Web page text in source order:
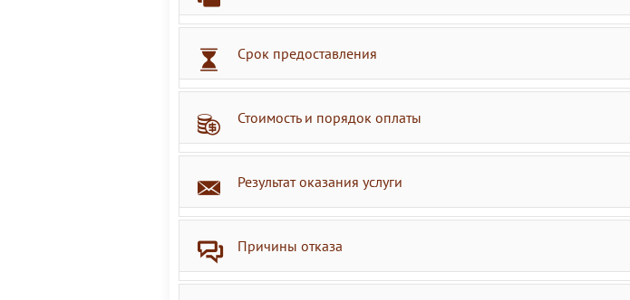
Срок предоставления
Стоимость и порядок оплаты
Результат оказания услуги
Причины отказа